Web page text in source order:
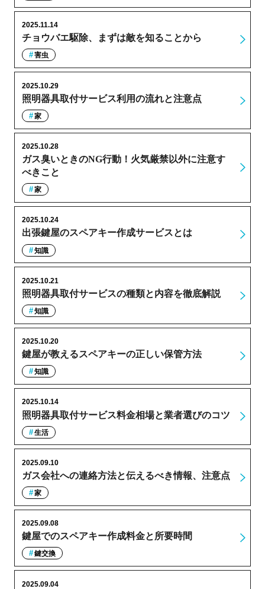
チョウバエ駆除、まずは敵を知ることから
2025.11.14
害虫
照明器具取付サービス利用の流れと注意点
2025.10.29
家
ガス臭いときのNG行動！火気厳禁以外に注意す
べきこと
2025.10.28
家
出張鍵屋のスペアキー作成サービスとは
2025.10.24
知識
照明器具取付サービスの種類と内容を徹底解説
2025.10.21
知識
鍵屋が教えるスペアキーの正しい保管方法
2025.10.20
知識
照明器具取付サービス料金相場と業者選びのコツ
2025.10.14
生活
ガス会社への連絡方法と伝えるべき情報、注意点
2025.09.10
家
鍵屋でのスペアキー作成料金と所要時間
2025.09.08
鍵交換
2025.09.04